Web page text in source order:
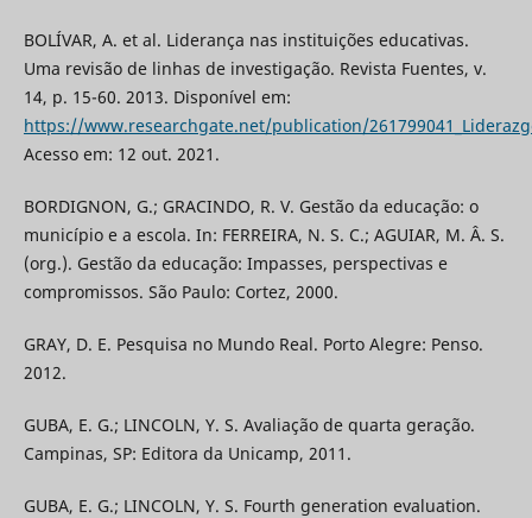
BOLÍVAR, A. et al. Liderança nas instituições educativas.
Uma revisão de linhas de investigação. Revista Fuentes, v.
14, p. 15-60. 2013. Disponível em:
https://www.researchgate.net/publication/
Acesso em: 12 out. 2021.
BORDIGNON, G.; GRACINDO, R. V. Gestão da educação: o
município e a escola. In: FERREIRA, N. S. C.; AGUIAR, M. Â. S.
(org.). Gestão da educação: Impasses, perspectivas e
compromissos. São Paulo: Cortez, 2000.
GRAY, D. E. Pesquisa no Mundo Real. Porto Alegre: Penso.
2012.
GUBA, E. G.; LINCOLN, Y. S. Avaliação de quarta geração.
Campinas, SP: Editora da Unicamp, 2011.
GUBA, E. G.; LINCOLN, Y. S. Fourth generation evaluation.